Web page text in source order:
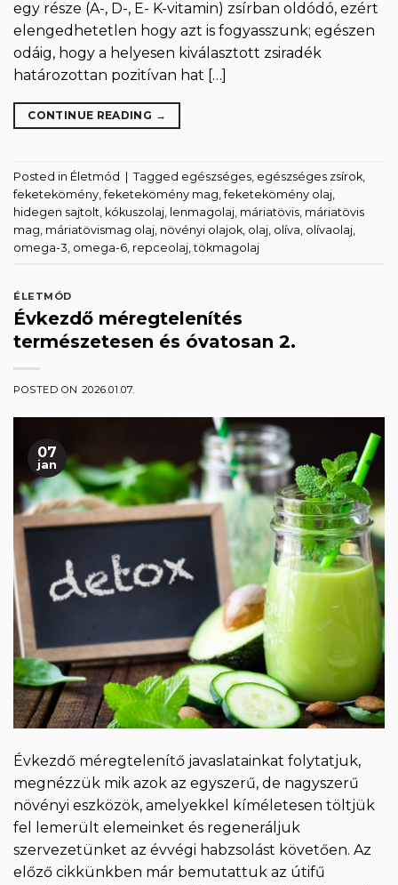
egy része (A-, D-, E- K-vitamin) zsírban oldódó, ezért
elengedhetetlen hogy azt is fogyasszunk; egészen
odáig, hogy a helyesen kiválasztott zsiradék
határozottan pozitívan hat […]
CONTINUE READING →
Posted in Életmód | Tagged egészséges egészséges zsírok
feketekömény ,feketekömény mag ,feketekömény olaj
hidegen sajtolt kókuszolaj lenmagolaj máriatövis máriatövis
mag máriatövismag olaj növényi olajok olaj olíva olívaolaj
omega-3 omega-6 repceolaj ,tökmagolaj
ÉLETMÓD
Évkezdő méregtelenítés
természetesen és óvatosan 2.
POSTED ON 2026.01.07.
07
jan
Évkezdő méregtelenítő javaslatainkat folytatjuk,
megnézzük mik azok az egyszerű, de nagyszerű
növényi eszközök, amelyekkel kíméletesen töltjük
fel lemerült elemeinket és regeneráljuk
szervezetünket az évvégi habzsolást követően. Az
előző cikkünkben már bemutattuk az útifű